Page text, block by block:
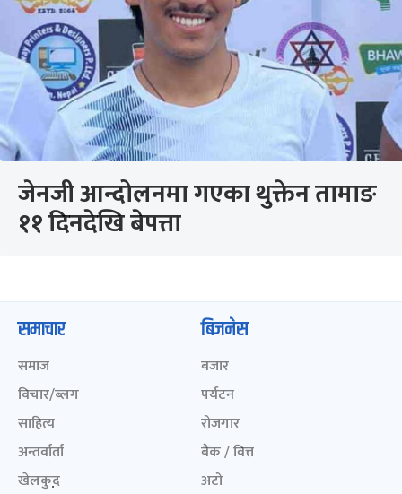
जेनजी आन्दोलनमा गएका थुक्तेन तामाङ
११ दिनदेखि बेपत्ता
समाचार
समाज
विचार/ब्लग
साहित्य
अन्तर्वार्ता
खेलकुद़़
बिजनेस
बजार
पर्यटन
रोजगार
बैंक / वित्त
अटो